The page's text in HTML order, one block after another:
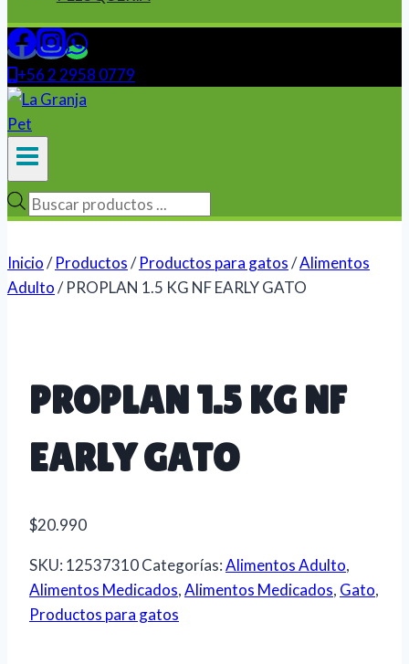
+56 2 2958 0779
Búsqueda
productos
Inicio/ Productos/ Productos para gatos/Alimentos
Adulto/ PROPLAN 1.5 KG NF EARLY GATO
PROPLAN 1.5 KG NF
EARLY GATO
$20.990
SKU: 12537310Categorías:Alimentos Adulto,
Alimentos Medicados,Alimentos Medicados, Gato,
Productos para gatos